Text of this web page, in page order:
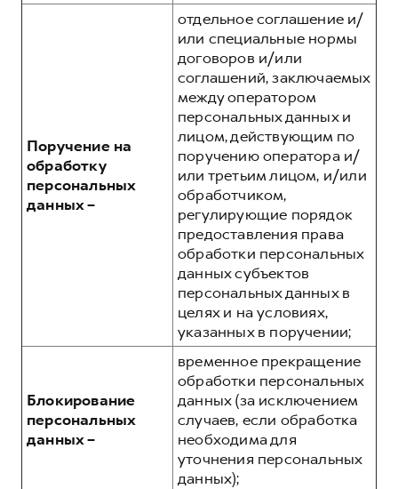
Поручение на
обработку
персональных
данных –
отдельное соглашение и/
или специальные нормы
договоров и/или
соглашений, заключаемых
между оператором
персональных данных и
лицом, действующим по
поручению оператора и/
или третьим лицом, и/или
обработчиком,
регулирующие порядок
предоставления права
обработки персональных
данных субъектов
персональных данных в
целях и на условиях,
указанных в поручении;
Блокирование
персональных
данных –
временное прекращение
обработки персональных
данных (за исключением
случаев, если обработка
необходима для
уточнения персональных
данных);